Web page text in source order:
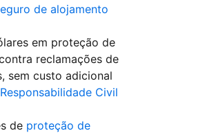
de alojamento
em proteção de
reclamações de
sem custo adicional
Civil
de proteção de